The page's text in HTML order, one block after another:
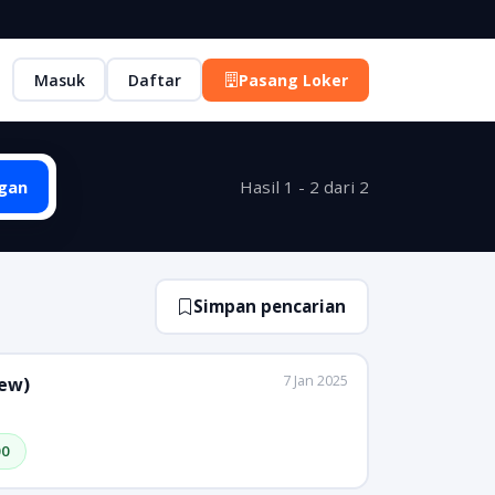
Masuk Daftar Pasang Loker
Hasil 1 - 2 dari 2
Simpan pencarian
7 Jan 2025